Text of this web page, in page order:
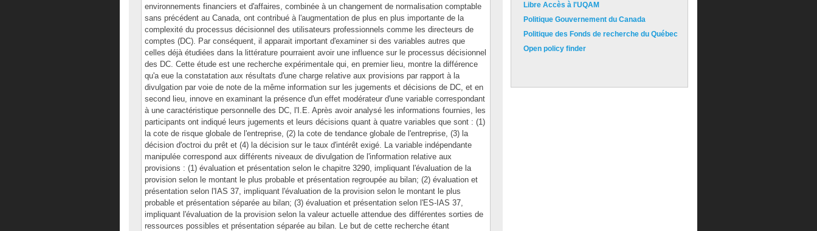
environnements financiers et d'affaires, combinée à un changement de normalisation comptable
sans précédent au Canada, ont contribué à l'augmentation de plus en plus importante de la
complexité du processus décisionnel des utilisateurs professionnels comme les directeurs de
comptes (DC). Par conséquent, il apparait important d'examiner si des variables autres que
celles déjà étudiées dans la littérature pourraient avoir une influence sur le processus décisionnel
des DC. Cette étude est une recherche expérimentale qui, en premier lieu, montre la différence
qu'a eue la constatation aux résultats d'une charge relative aux provisions par rapport à la
divulgation par voie de note de la même information sur les jugements et décisions de DC, et en
second lieu, innove en examinant la présence d'un effet modérateur d'une variable correspondant
à une caractéristique personnelle des DC, l'I.E. Après avoir analysé les informations fournies, les
participants ont indiqué leurs jugements et leurs décisions quant à quatre variables que sont : (1)
la cote de risque globale de l'entreprise, (2) la cote de tendance globale de l'entreprise, (3) la
décision d'octroi du prêt et (4) la décision sur le taux d'intérêt exigé. La variable indépendante
manipulée correspond aux différents niveaux de divulgation de l'information relative aux
provisions : (1) évaluation et présentation selon le chapitre 3290, impliquant l'évaluation de la
provision selon le montant le plus probable et présentation regroupée au bilan; (2) évaluation et
présentation selon l'IAS 37, impliquant l'évaluation de la provision selon le montant le plus
probable et présentation séparée au bilan; (3) évaluation et présentation selon l'ES-IAS 37,
impliquant l'évaluation de la provision selon la valeur actuelle attendue des différentes sorties de
ressources possibles et présentation séparée au bilan. Le but de cette recherche étant
Libre Accès à l'UQAM
Politique Gouvernement du Canada
Politique des Fonds de recherche du Québec
Open policy finder